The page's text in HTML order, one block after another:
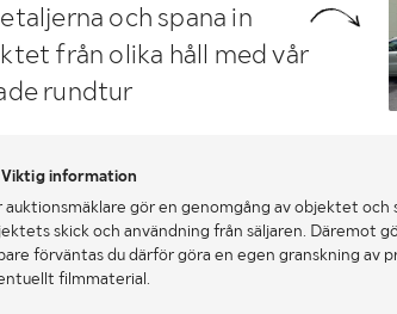
och spana in
från olika håll med vår
rundtur
Viktig information
auktionsmäklare gör en genomgång av objektet och
skick och användning från säljaren. Däremot
förväntas du därför göra en egen granskning av
filmmaterial.